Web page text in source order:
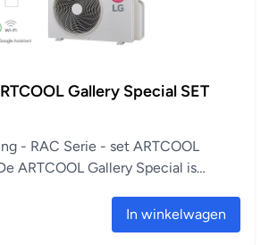
Gallery Special SET
- RAC Serie - set ARTCOOL
ARTCOOL Gallery Special is
In winkelwagen